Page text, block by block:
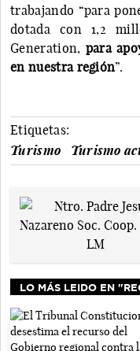
trabajando “para
dotada con 1,2
Generation, para
en nuestra región”.
Etiquetas:
Turismo
Turismo
LO MÁS LEIDO EN